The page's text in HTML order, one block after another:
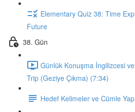
Elementary Quiz 38: Time
Future
38. Gün
Günlük Konuşma İngilizcesi
Trip (Geziye Çıkma) (7:34)
Hedef Kelimeler ve Cümle